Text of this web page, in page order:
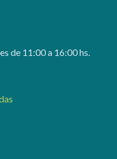
de 11:00 a 16:00 hs.